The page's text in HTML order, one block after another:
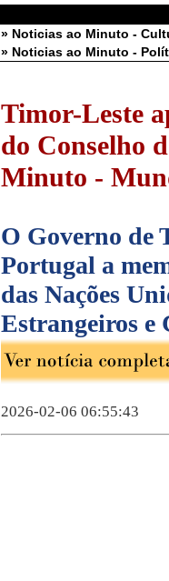
» Noticias ao Minuto -
» Noticias ao Minuto -
Timor-Leste
do Conselho
Minuto -
O Governo de
Portugal a
das Nações
Estrangeiros e
2026-02-06 06:55:43